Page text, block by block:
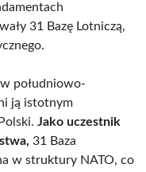
31 Bazę Lotniczą,
południowo-
ją istotnym
Jako uczestnik
31 Baza
w struktury NATO, co